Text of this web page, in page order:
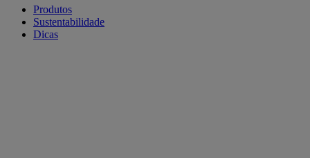
Produtos
Sustentabilidade
Dicas